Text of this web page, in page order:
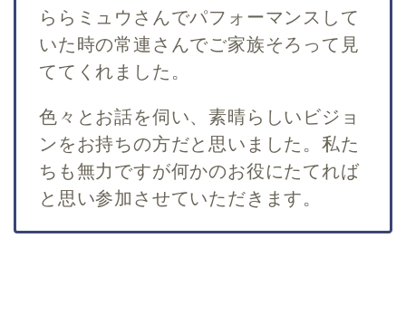
ららミュウさんでパフォーマンスして
いた時の常連さんでご家族そろって見
ててくれました。
色々とお話を伺い、素晴らしいビジョ
ンをお持ちの方だと思いました。私た
ちも無力ですが何かのお役にたてれば
と思い参加させていただきます。